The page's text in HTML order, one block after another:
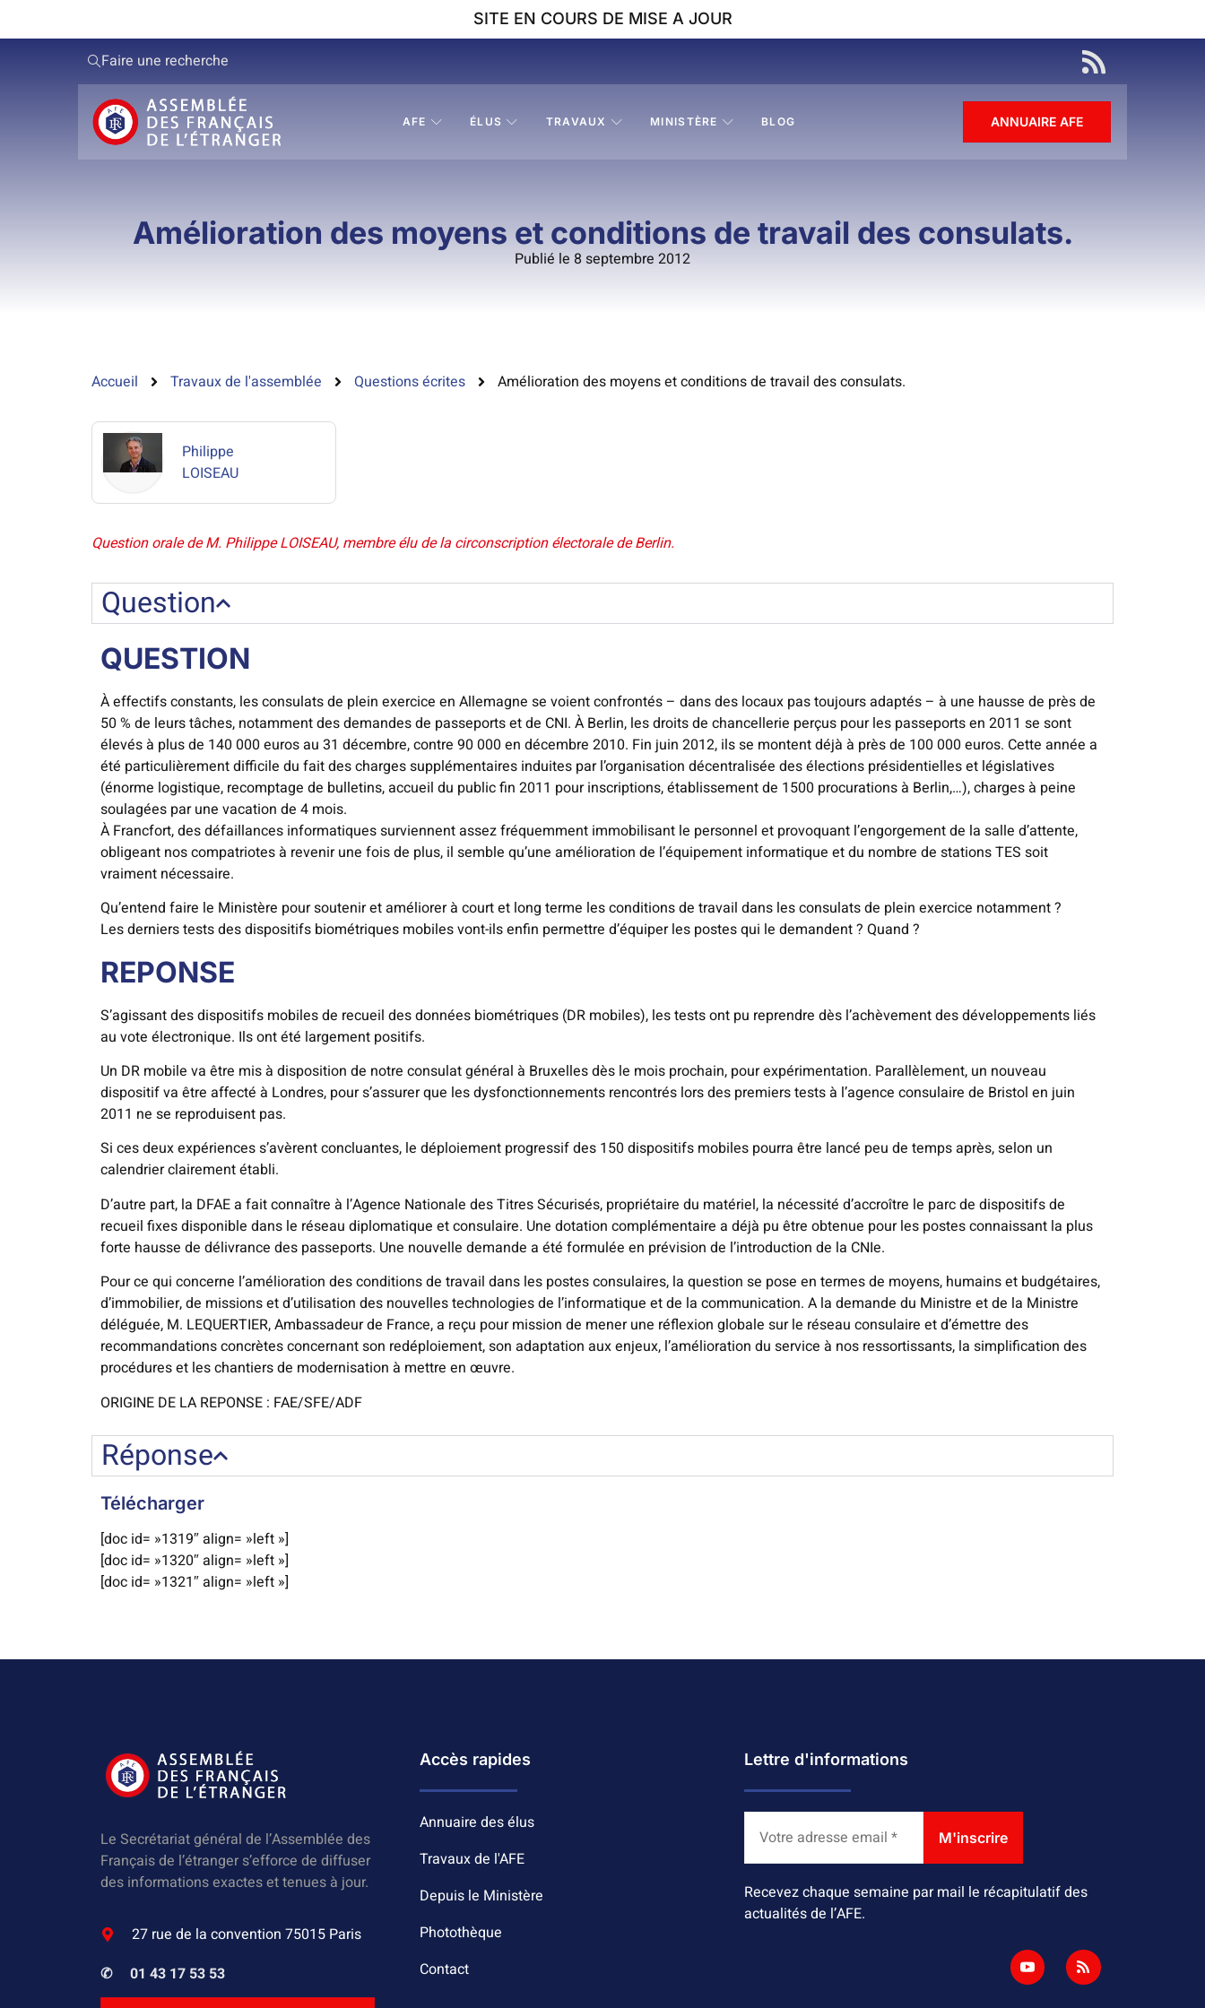
SITE EN COURS DE MISE A JOUR
Faire une recherche
AFE ÉLUS TRAVAUX MINISTÈRE BLOG ANNUAIRE AFE
Amélioration des moyens et conditions de travail des consulats.
Publié le 8 septembre 2012
Accueil Travaux de l'assemblée Questions écrites Amélioration des moyens et conditions de travail des consulats.
Philippe
LOISEAU
Question orale de M. Philippe LOISEAU, membre élu de la circonscription électorale de Berlin.
Question
QUESTION
À effectifs constants, les consulats de plein exercice en Allemagne se voient confrontés – dans des locaux pas toujours adaptés – à une hausse de près de
50 % de leurs tâches, notamment des demandes de passeports et de CNI. À Berlin, les droits de chancellerie perçus pour les passeports en 2011 se sont
élevés à plus de 140 000 euros au 31 décembre, contre 90 000 en décembre 2010. Fin juin 2012, ils se montent déjà à près de 100 000 euros. Cette année a
été particulièrement difficile du fait des charges supplémentaires induites par l’organisation décentralisée des élections présidentielles et législatives
(énorme logistique, recomptage de bulletins, accueil du public fin 2011 pour inscriptions, établissement de 1500 procurations à Berlin,…), charges à peine
soulagées par une vacation de 4 mois.
À Francfort, des défaillances informatiques surviennent assez fréquemment immobilisant le personnel et provoquant l’engorgement de la salle d’attente,
obligeant nos compatriotes à revenir une fois de plus, il semble qu’une amélioration de l’équipement informatique et du nombre de stations TES soit
vraiment nécessaire.
Qu’entend faire le Ministère pour soutenir et améliorer à court et long terme les conditions de travail dans les consulats de plein exercice notamment ?
Les derniers tests des dispositifs biométriques mobiles vont-ils enfin permettre d’équiper les postes qui le demandent ? Quand ?
REPONSE
S’agissant des dispositifs mobiles de recueil des données biométriques (DR mobiles), les tests ont pu reprendre dès l’achèvement des développements liés
au vote électronique. Ils ont été largement positifs.
Un DR mobile va être mis à disposition de notre consulat général à Bruxelles dès le mois prochain, pour expérimentation. Parallèlement, un nouveau
dispositif va être affecté à Londres, pour s’assurer que les dysfonctionnements rencontrés lors des premiers tests à l’agence consulaire de Bristol en juin
2011 ne se reproduisent pas.
Si ces deux expériences s’avèrent concluantes, le déploiement progressif des 150 dispositifs mobiles pourra être lancé peu de temps après, selon un
calendrier clairement établi.
D’autre part, la DFAE a fait connaître à l’Agence Nationale des Titres Sécurisés, propriétaire du matériel, la nécessité d’accroître le parc de dispositifs de
recueil fixes disponible dans le réseau diplomatique et consulaire. Une dotation complémentaire a déjà pu être obtenue pour les postes connaissant la plus
forte hausse de délivrance des passeports. Une nouvelle demande a été formulée en prévision de l’introduction de la CNIe.
Pour ce qui concerne l’amélioration des conditions de travail dans les postes consulaires, la question se pose en termes de moyens, humains et budgétaires,
d’immobilier, de missions et d’utilisation des nouvelles technologies de l’informatique et de la communication. A la demande du Ministre et de la Ministre
déléguée, M. LEQUERTIER, Ambassadeur de France, a reçu pour mission de mener une réflexion globale sur le réseau consulaire et d’émettre des
recommandations concrètes concernant son redéploiement, son adaptation aux enjeux, l’amélioration du service à nos ressortissants, la simplification des
procédures et les chantiers de modernisation à mettre en œuvre.
ORIGINE DE LA REPONSE : FAE/SFE/ADF
Réponse
Télécharger
[doc id= »1319″ align= »left »]
[doc id= »1320″ align= »left »]
[doc id= »1321″ align= »left »]
Le Secrétariat général de l’Assemblée des
Français de l’étranger s’efforce de diffuser
des informations exactes et tenues à jour.
27 rue de la convention 75015 Paris
✆01 43 17 53 53
Accès rapides
Annuaire des élus
Travaux de l'AFE
Depuis le Ministère
Photothèque
Contact
Lettre d'informations
Recevez chaque semaine par mail le récapitulatif des
actualités de l’AFE.